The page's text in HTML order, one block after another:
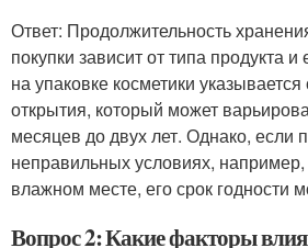
Ответ: Продолжительность
покупки зависит от типа продукта
на упаковке косметики
открытия, который может
месяцев до двух лет. Однако, если
неправильных условиях,
влажном месте, его срок годности
Вопрос 2: Какие факторы